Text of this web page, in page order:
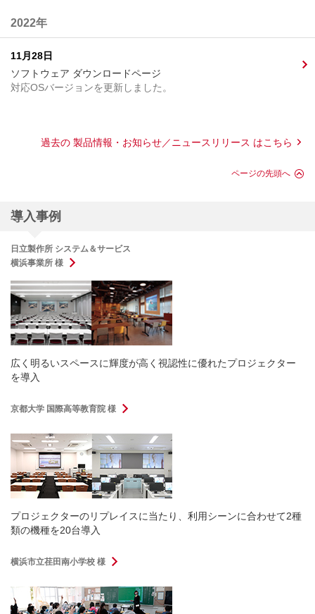
2022年
11月28日
ソフトウェア ダウンロードページ
対応OSバージョンを更新しました。
過去の 製品情報・お知らせ／ニュースリリース はこちら
ページの先頭へ
導入事例
日立製作所 システム＆サービス
横浜事業所 様
広く明るいスペースに輝度が高く視認性に優れたプロジェクター
を導入
京都大学 国際高等教育院 様
プロジェクターのリプレイスに当たり、利用シーンに合わせて2種
類の機種を20台導入
横浜市立荏田南小学校 様